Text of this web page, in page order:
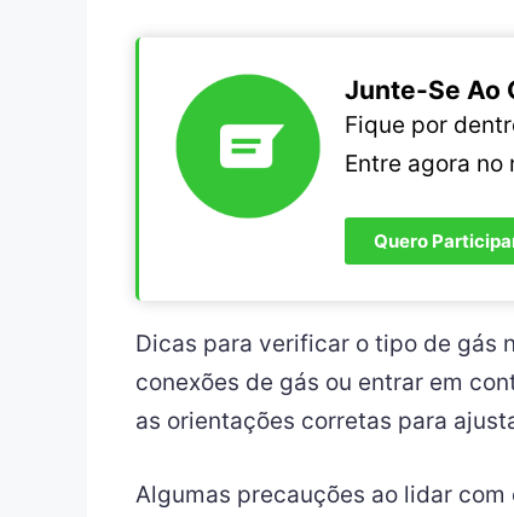
Junte-Se Ao
Fique por
Entre agora
Quero
Dicas para verificar o tipo de gás
conexões de gás ou entrar em
as orientações corretas para
Algumas precauções ao lidar